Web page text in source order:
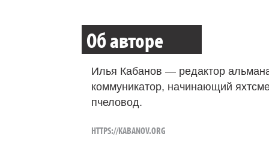
Об авторе
Илья Кабанов — редактор
коммуникатор, начинающий
пчеловод.
HTTPS://KABANOV.ORG